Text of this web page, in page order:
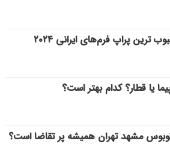
ترین پراپ فرم‌های ایرانی ۲۰۲۴
یا قطار؟ کدام بهتر است؟
مشهد تهران همیشه پر تقاضا است؟